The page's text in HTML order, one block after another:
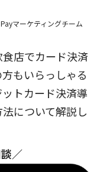
マーケティングチーム
店でカード決済
もいらっしゃる
トカード決済導
について解説し
／